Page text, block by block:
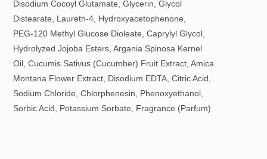
Disodium Cocoyl Glutamate, Glycerin, Glycol
Distearate, Laureth-4, Hydroxyacetophenone,
PEG-120 Methyl Glucose Dioleate, Caprylyl Glycol,
Hydrolyzed Jojoba Esters, Argania Spinosa Kernel
Oil, Cucumis Sativus (Cucumber) Fruit Extract, Amica
Montana Flower Extract, Disodium EDTA, Citric Acid,
Sodium Chloride, Chlorphenesin, Phenoxyethanol,
Sorbic Acid, Potassium Sorbate, Fragrance (Parfum)